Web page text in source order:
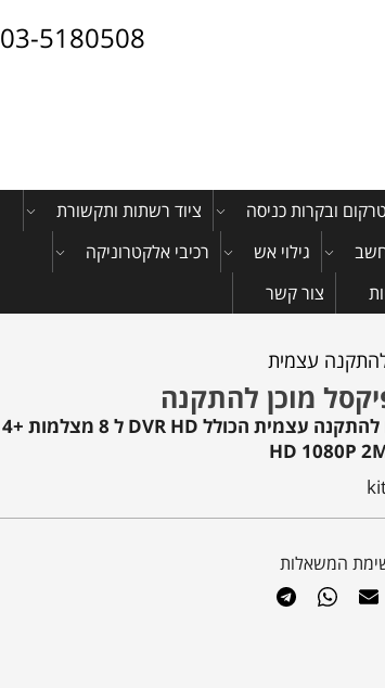
03-5180508
ובקרות כניסה
ציוד רשתות ותקשורת
גילוי אש
רכיבי אלקטרוניקה
צור קשר
עצמית
קיט מושלם להתקנה עצמית הכולל DVR HD ל 8 מצלמות +4
המשאלות